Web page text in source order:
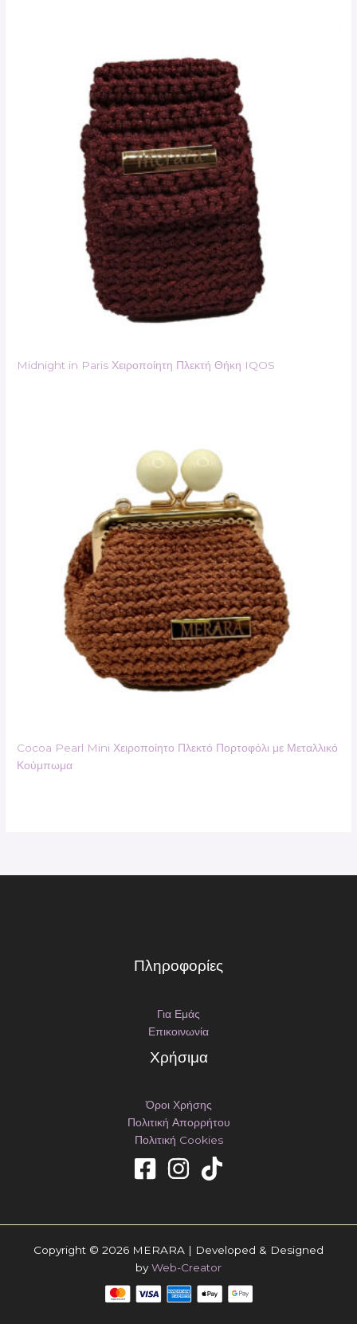
Midnight in Paris Χειροποίητη Πλεκτή Θήκη IQOS
Cocoa Pearl Mini Χειροποίητο Πλεκτό Πορτοφόλι με Μεταλλικό
Κούμπωμα
Πληροφορίες
Για Εμάς
Επικοινωνία
Χρήσιμα
Όροι Χρήσης
Πολιτική Απορρήτου
Πολιτική Cookies
Copyright © 2026 MERARA | Developed & Designed
byWeb-Creator